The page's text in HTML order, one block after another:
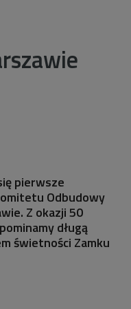
pierwsze
Odbudowy
Z okazji 50
długą
świetności Zamku